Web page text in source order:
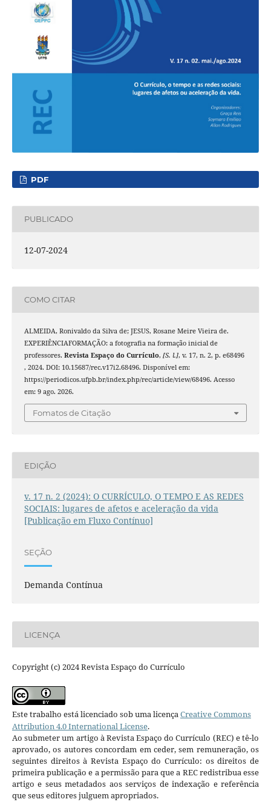
PDF
PUBLICADO
12-07-2024
COMO CITAR
ALMEIDA, Ronivaldo da Silva de; JESUS, Rosane Meire Vieira de.
EXPERIÊNCIAFORMAÇÃO: a fotografia na formação inicial de
professores. Revista Espaço do Currículo, [S. l.], v. 17, n. 2, p. e68496
, 2024. DOI: 10.15687/rec.v17i2.68496. Disponível em:
https://periodicos.ufpb.br/index.php/rec/article/view/68496. Acesso
em: 9 ago. 2026.
Fomatos de Citação
EDIÇÃO
v. 17 n. 2 (2024): O CURRÍCULO, O TEMPO E AS REDES
SOCIAIS: lugares de afetos e aceleração da vida
[Publicação em Fluxo Contínuo]
SEÇÃO
Demanda Contínua
LICENÇA
Copyright (c) 2024 Revista Espaço do Currículo
Este trabalho está licenciado sob uma licençaCreative Commons
Attribution 4.0 International License.
Ao submeter um artigo à Revista Espaço do Currículo (REC) e tê-lo
aprovado, os autores concordam em ceder, sem remuneração, os
seguintes direitos à Revista Espaço do Currículo: os direitos de
primeira publicação e a permissão para que a REC redistribua esse
artigo e seus metadados aos serviços de indexação e referência
que seus editores julguem apropriados.